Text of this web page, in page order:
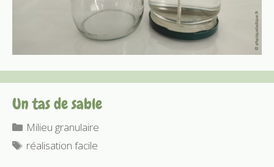
Un tas de sable
Catégories
Milieu granulaire
Étiquettes
réalisation facile